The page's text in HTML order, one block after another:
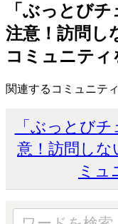
「ぶっとび
注意！訪問し
コミュニティ
関連するコミュニテ
「ぶっとび
意！訪問しな
ミュ